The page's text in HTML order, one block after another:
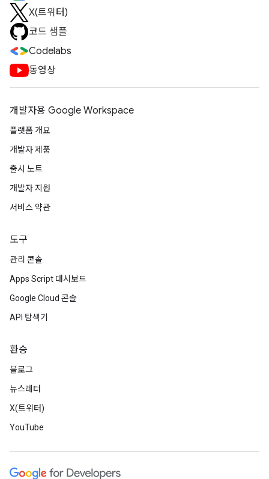
X(트위터)
코드 샘플
Codelabs
동영상
개발자용 Google Workspace
플랫폼 개요
개발자 제품
출시 노트
개발자 지원
서비스 약관
도구
관리 콘솔
Apps Script 대시보드
Google Cloud 콘솔
API 탐색기
환승
블로그
뉴스레터
X(트위터)
YouTube